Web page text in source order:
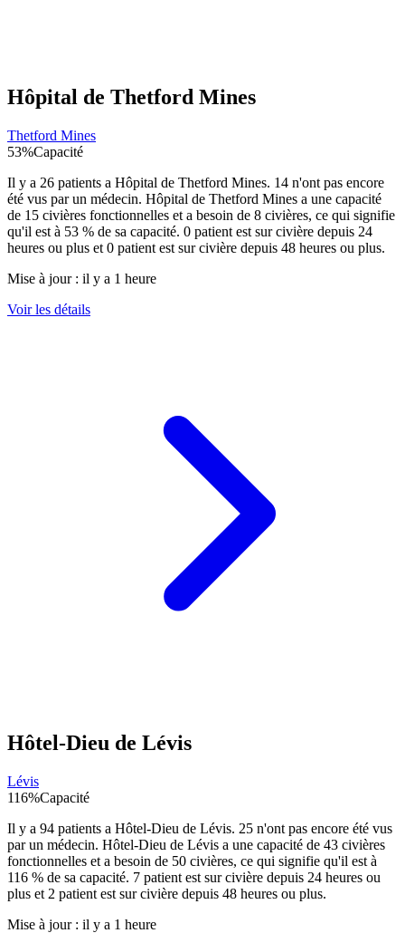
Hôpital de Thetford Mines
Thetford Mines
53%Capacité
Il y a 26 patients a Hôpital de Thetford Mines. 14 n'ont pas encore
été vus par un médecin. Hôpital de Thetford Mines a une capacité
de 15 civières fonctionnelles et a besoin de 8 civières, ce qui signifie
qu'il est à 53 % de sa capacité. 0 patient est sur civière depuis 24
heures ou plus et 0 patient est sur civière depuis 48 heures ou plus.
Mise à jour : il y a 1 heure
Voir les détails
Hôtel-Dieu de Lévis
Lévis
116%Capacité
Il y a 94 patients a Hôtel-Dieu de Lévis. 25 n'ont pas encore été vus
par un médecin. Hôtel-Dieu de Lévis a une capacité de 43 civières
fonctionnelles et a besoin de 50 civières, ce qui signifie qu'il est à
116 % de sa capacité. 7 patient est sur civière depuis 24 heures ou
plus et 2 patient est sur civière depuis 48 heures ou plus.
Mise à jour : il y a 1 heure